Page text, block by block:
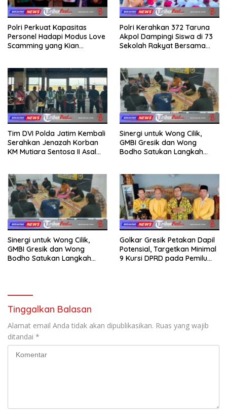
Polri Perkuat Kapasitas
Personel Hadapi Modus Love
Scamming yang Kian
Polri Kerahkan 372 Taruna
Akpol Dampingi Siswa di 73
Sekolah Rakyat Bersama
Tim DVI Polda Jatim Kembali
Serahkan Jenazah Korban
KM Mutiara Sentosa II Asal
Sinergi untuk Wong Cilik,
GMBI Gresik dan Wong
Bodho Satukan Langkah
Sinergi untuk Wong Cilik,
GMBI Gresik dan Wong
Bodho Satukan Langkah
Golkar Gresik Petakan Dapil
Potensial, Targetkan Minimal
9 Kursi DPRD pada Pemilu
Tinggalkan Balasan
Alamat email Anda tidak akan dipublikasikan. Ruas yang wajib
ditandai *